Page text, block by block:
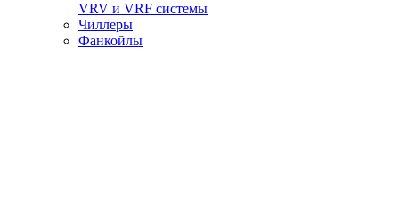
VRV и VRF системы
Чиллеры
Фанкойлы